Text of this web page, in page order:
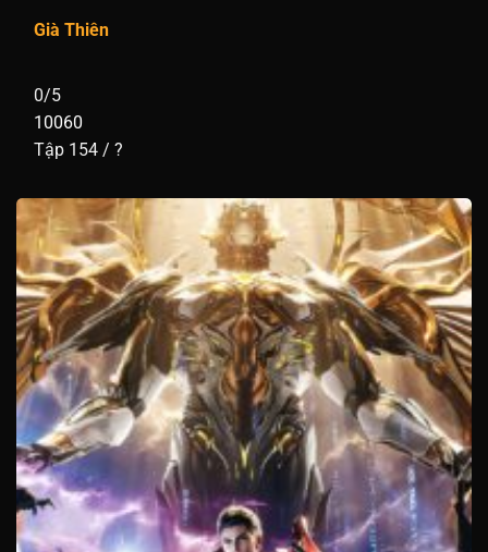
Già Thiên
0/5
10060
Tập 154 / ?